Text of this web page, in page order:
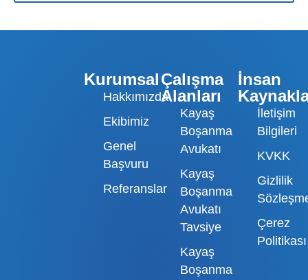
Kurumsal
Hakkımızda
Ekibimiz
Genel
Başvuru
Referanslar
Çalışma
Alanları
Kayaş
Boşanma
Avukatı
Kayaş
Boşanma
Avukatı
Tavsiye
Kayaş
Boşanma
İnsan
İletişim
Bilgileri
KVKK
Gizlilik
Çerez
Politikası